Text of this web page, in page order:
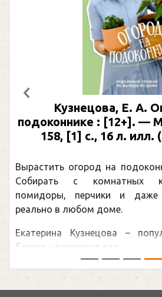
Кузнецова, Е. А.
подоконнике : [12+]. —
158, [1] с., 16 л. илл.
Вырастить огород на
Собирать с комнатных
помидоры, перчики и даже
реально в любом доме.
Екатерина Кузнецова –
блогер – вооружит вас ...
Предыдущий